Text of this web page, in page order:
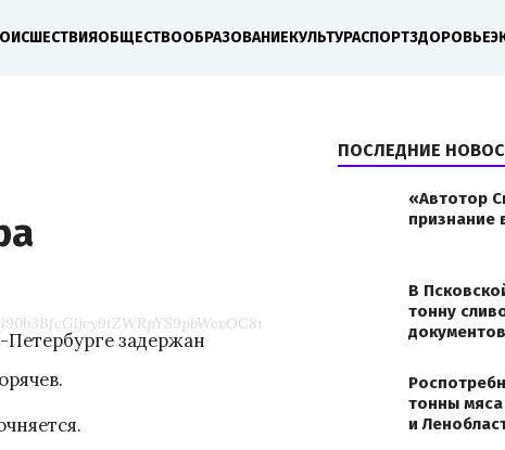
ОБЩЕСТВООБРАЗОВАНИЕКУЛЬТУРАСПОРТЗДОРОВЬЕ
Петербурге задержан
ПОСЛЕДНИЕ
«Автотор
признание
В
тонну
тонны
и